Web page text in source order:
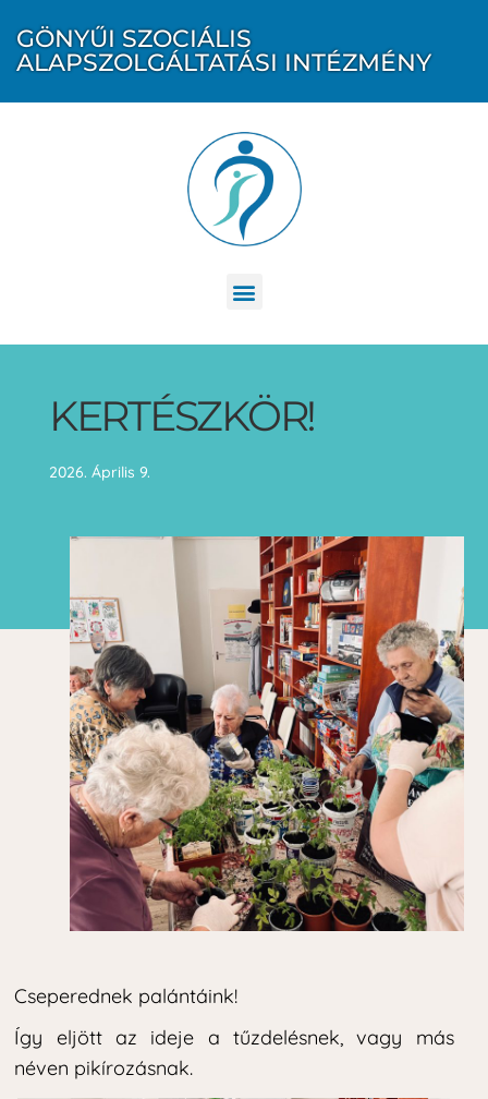
GÖNYŰI SZOCIÁLIS
ALAPSZOLGÁLTATÁSI INTÉZMÉNY
KERTÉSZKÖR!
2026. Április 9.
Cseperednek palántáink!
Így eljött az ideje a tűzdelésnek, vagy más
néven pikírozásnak.